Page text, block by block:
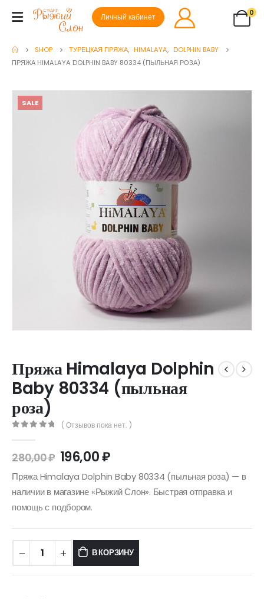
Личный кабинет
0
SHOP ТУРЕЦКАЯ ПРЯЖА, HIMALAYA, DOLPHIN BABY
ПРЯЖА HIMALAYA DOLPHIN BABY 80334 (ПЫЛЬНАЯ РОЗА)
SALE
Пряжа Himalaya Dolphin
Baby 80334 (пыльная
роза)
( Отзывов пока нет. )
280,00₽ 196,00₽
Пряжа Himalaya Dolphin Baby 80334 (пыльная роза) — в
наличии в магазине «Рыжий Слон». Быстрая отправка и
помощь с подбором.
В КОРЗИНУ